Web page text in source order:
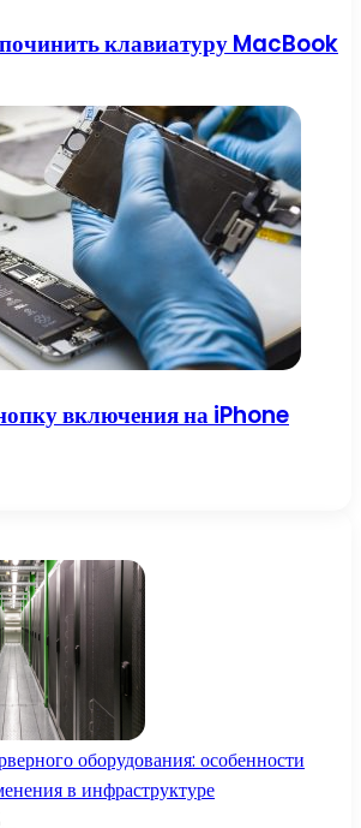
клавиатуру MacBook
включения на iPhone
оборудования: особенности
в инфраструктуре